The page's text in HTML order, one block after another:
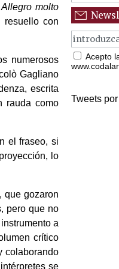
molto
resuello con
numerosos
Gagliano
escrita
rauda como
el fraseo, si
lo
que gozaron
pero que no
a
crítico
colaborando
se
Acepto
Tweets